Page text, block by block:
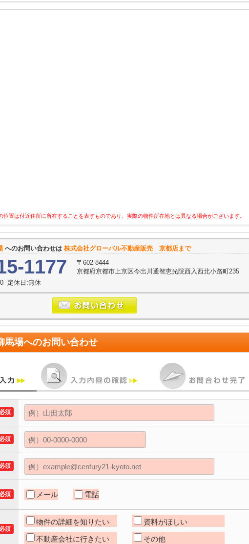
置は付近住所に所在することを表すものであり、実際の物件所在地とは異なる場合がございます。
へのお問い合わせは 株式会社グローバル不動産販売 京都店まで
1177
〒602-8444
京都府京都市上京区今出川通智恵光院西入西北小路町235
定休日:無休
馬場へのお問い合わせ
必須
必須
必須
必須 メール 電話
必須
物件の詳細を知りたい 資料がほしい
不動産会社に行きたい その他